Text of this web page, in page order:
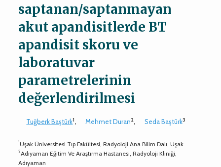
saptanan/saptanmayan
akut apandisitlerde BT
apandisit skoru ve
laboratuvar
parametrelerinin
değerlendirilmesi
Tuğberk Baştürk1, Mehmet Duran2, Seda Baştürk3
1Uşak Üniversitesi Tıp Fakültesi, Radyoloji Ana Bilim Dalı, Uşak
2Adıyaman Eğitim Ve Araştırma Hastanesi, Radyoloji Kliniği,
Adıyaman